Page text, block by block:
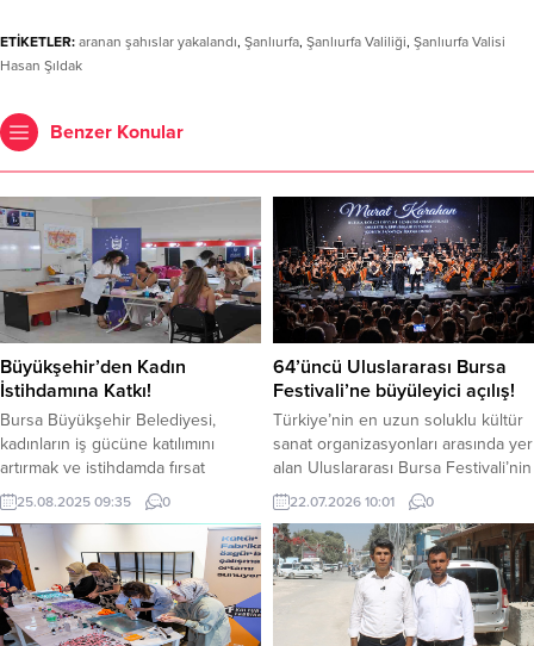
ETİKETLER: aranan şahıslar yakalandı, Şanlıurfa, Şanlıurfa Valiliği, Şanlıurfa Valisi
Hasan Şıldak
Benzer Konular
Büyükşehir’den Kadın
İstihdamına Katkı!
Bursa Büyükşehir Belediyesi,
kadınların iş gücüne katılımını
artırmak ve istihdamda fırsat
eşitliğini güçlendirmek adına
meslek eğitimlerini sürdürüyor. Bu
kapsamda Bursa İş Ofisi tarafından
düzenlenen ‘Tırnak Süsleme’ ve
‘Saç Şekillendirme ve
Renklendirme’ eğitimleri başarıyla
tamamlandı. Büyükşehir Belediyesi
25.08.2025 09:35 0
64’üncü Uluslararası Bursa
Festivali’ne büyüleyici açılış!
Türkiye’nin en uzun soluklu kültür
sanat organizasyonları arasında yer
alan Uluslararası Bursa Festivali’nin
64’üncüsü, dünyaca ünlü Türk
Tenor Murat Karahan’ın Bursa
Bölge Devlet Senfoni Orkestrası
(BBDSO) ve konuk soprano Teona
Dvali ile sahne aldığı büyüleyici
konserle başladı.Bursa Büyükşehir
Belediyesi adına Bursa Kültür Sanat
22.07.2026 10:01 0